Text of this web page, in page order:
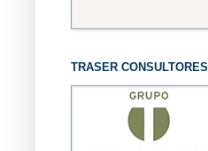
TRASER CONSULTORES